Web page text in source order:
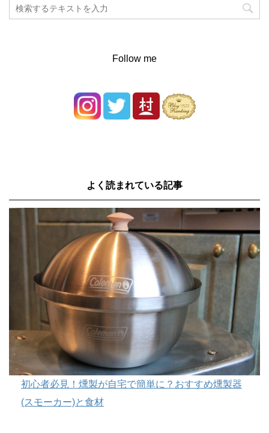
Follow me
よく読まれている記事
初心者必見！燻製が自宅で簡単に？おすすめ燻製器
(スモーカー)と食材